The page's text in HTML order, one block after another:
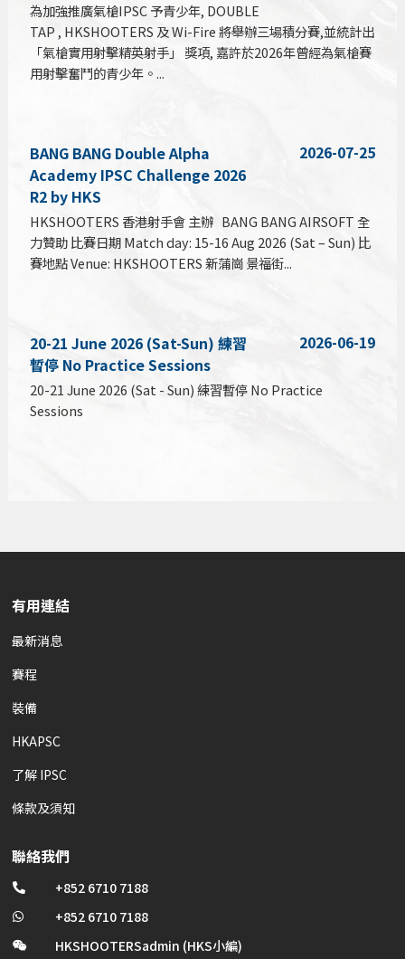
為加強推廣氣槍IPSC 予青少年, DOUBLE
TAP , HKSHOOTERS 及 Wi-Fire 將舉辦三場積分賽,並統計出
「氣槍實用射擊精英射手」 獎項, 嘉許於2026年曾經為氣槍賽
用射擊奮鬥的青少年。...
BANG BANG Double Alpha
Academy IPSC Challenge 2026
R2 by HKS
2026-07-25
HKSHOOTERS 香港射手會 主辦 BANG BANG AIRSOFT 全
力贊助 比賽日期 Match day: 15-16 Aug 2026 (Sat – Sun) 比
賽地點 Venue: HKSHOOTERS 新蒲崗 景福街...
20-21 June 2026 (Sat-Sun) 練習
暫停 No Practice Sessions
2026-06-19
20-21 June 2026 (Sat - Sun) 練習暫停 No Practice
Sessions
有用連結
最新消息
賽程
裝備
HKAPSC
了解 IPSC
條款及須知
聯絡我們
 +852 6710 7188
 +852 6710 7188
 HKSHOOTERSadmin (HKS小編)